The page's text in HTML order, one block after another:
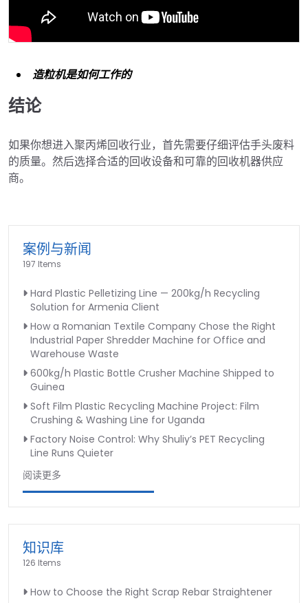
造粒机是如何工作的
结论
如果你想进入聚丙烯回收行业，首先需要仔细评估手头废料
的质量。然后选择合适的回收设备和可靠的回收机器供应
商。
案例与新闻
197 Items
Hard Plastic Pelletizing Line — 200kg/h Recycling
Solution for Armenia Client
How a Romanian Textile Company Chose the Right
Industrial Paper Shredder Machine for Office and
Warehouse Waste
600kg/h Plastic Bottle Crusher Machine Shipped to
Guinea
Soft Film Plastic Recycling Machine Project: Film
Crushing & Washing Line for Uganda
Factory Noise Control: Why Shuliy’s PET Recycling
Line Runs Quieter
阅读更多
知识库
126 Items
How to Choose the Right Scrap Rebar Straightener